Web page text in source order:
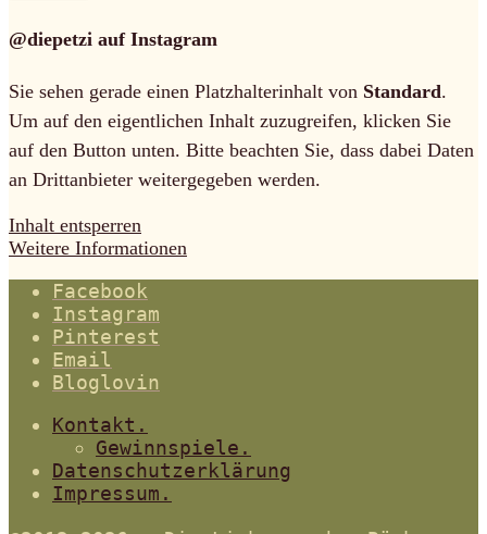
@diepetzi auf Instagram
Sie sehen gerade einen Platzhalterinhalt von Standard.
Um auf den eigentlichen Inhalt zuzugreifen, klicken Sie
auf den Button unten. Bitte beachten Sie, dass dabei Daten
an Drittanbieter weitergegeben werden.
Inhalt entsperren
Weitere Informationen
Facebook
Instagram
Pinterest
Email
Bloglovin
Kontakt.
Gewinnspiele.
Datenschutzerklärung
Impressum.